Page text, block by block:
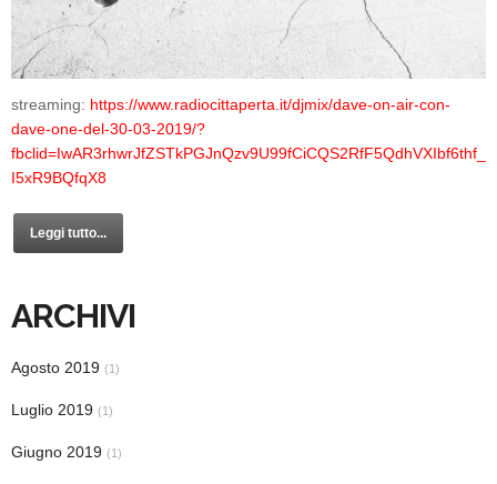
streaming: https://www.radiocittaperta.it/djmix/dave-on-air-con-
dave-one-del-30-03-2019/?
fbclid=IwAR3rhwrJfZSTkPGJnQzv9U99fCiCQS2RfF5QdhVXIbf6thf_
I5xR9BQfqX8
Leggi tutto...
ARCHIVI
Agosto 2019 (1)
Luglio 2019 (1)
Giugno 2019 (1)